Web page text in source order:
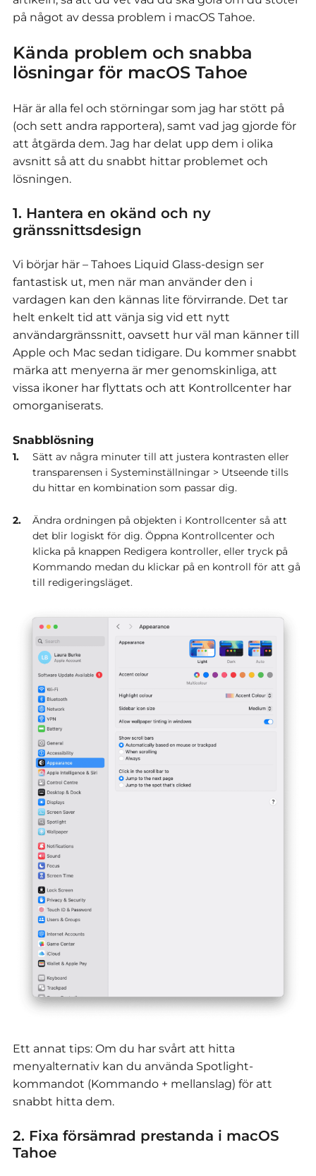
på något av dessa problem i macOS Tahoe.
Kända problem och snabba
lösningar för macOS Tahoe
Här är alla fel och störningar som jag har stött på
(och sett andra rapportera), samt vad jag gjorde för
att åtgärda dem. Jag har delat upp dem i olika
avsnitt så att du snabbt hittar problemet och
lösningen.
1. Hantera en okänd och ny
gränssnittsdesign
Vi börjar här – Tahoes Liquid Glass-design ser
fantastisk ut, men när man använder den i
vardagen kan den kännas lite förvirrande. Det tar
helt enkelt tid att vänja sig vid ett nytt
användargränssnitt, oavsett hur väl man känner till
Apple och Mac sedan tidigare. Du kommer snabbt
märka att menyerna är mer genomskinliga, att
vissa ikoner har flyttats och att Kontrollcenter har
omorganiserats.
Snabblösning
Sätt av några minuter till att justera kontrasten eller
transparensen i Systeminställningar > Utseende tills
du hittar en kombination som passar dig.
Ändra ordningen på objekten i Kontrollcenter så att
det blir logiskt för dig. Öppna Kontrollcenter och
klicka på knappen Redigera kontroller, eller tryck på
Kommando medan du klickar på en kontroll för att gå
till redigeringsläget.
Ett annat tips: Om du har svårt att hitta
menyalternativ kan du använda Spotlight-
kommandot (Kommando + mellanslag) för att
snabbt hitta dem.
2. Fixa försämrad prestanda i macOS
Tahoe